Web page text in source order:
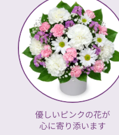
優しいピンクの花が
心に寄り添います